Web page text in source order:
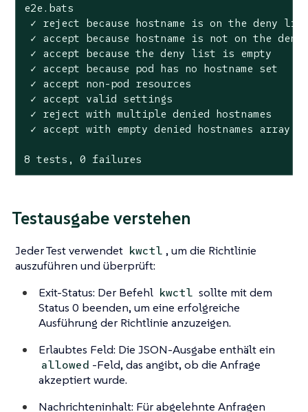
e2e.bats
✓ reject because hostname is on the deny list
✓ accept because hostname is not on the
✓ accept because the deny list is empty
✓ accept because pod has no hostname set
✓ accept non-pod resources
✓ accept valid settings
✓ reject with multiple denied hostnames
✓ accept with empty denied hostnames array
8 tests, 0 failures
Testausgabe verstehen
Jeder Test verwendet kwctl , um die Richtlinie
auszuführen und überprüft:
Exit-Status: Der Befehl kwctl sollte mit dem
Status 0 beenden, um eine erfolgreiche
Ausführung der Richtlinie anzuzeigen.
Erlaubtes Feld: Die JSON-Ausgabe enthält ein
allowed -Feld, das angibt, ob die Anfrage
akzeptiert wurde.
Nachrichteninhalt: Für abgelehnte Anfragen